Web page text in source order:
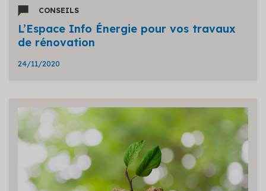
CONSEILS
L’Espace Info Énergie pour vos travaux
de rénovation
24/11/2020